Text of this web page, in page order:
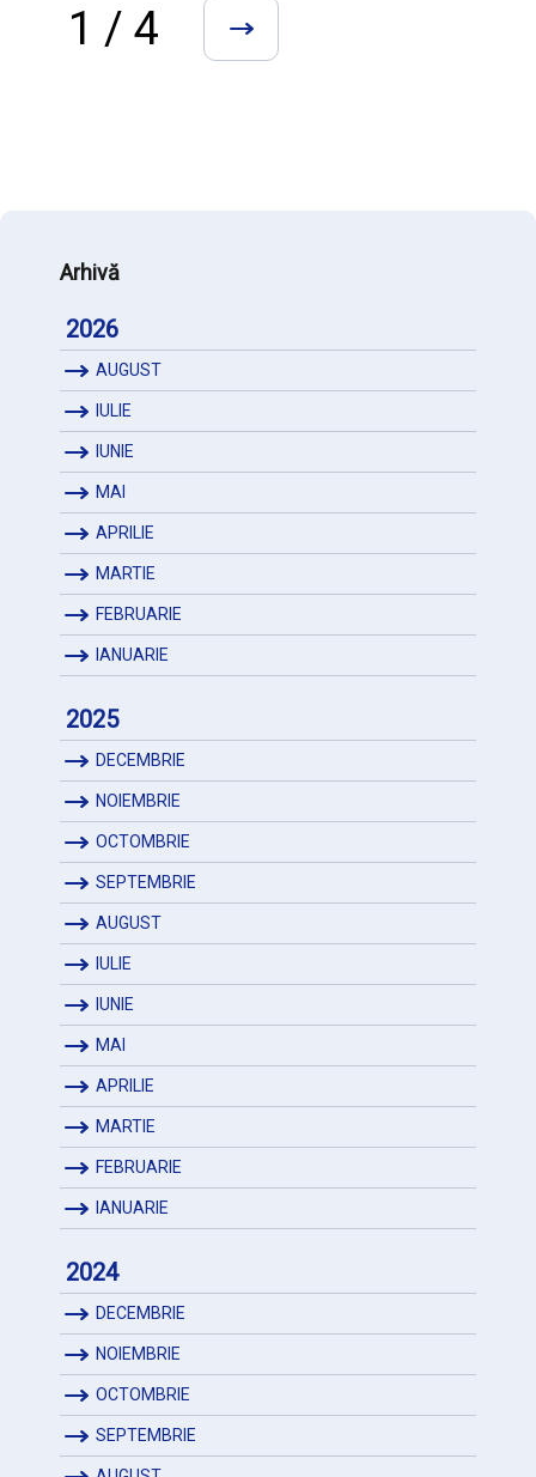
1 / 4 »
Arhivă
2026
AUGUST
IULIE
IUNIE
MAI
APRILIE
MARTIE
FEBRUARIE
IANUARIE
2025
DECEMBRIE
NOIEMBRIE
OCTOMBRIE
SEPTEMBRIE
AUGUST
IULIE
IUNIE
MAI
APRILIE
MARTIE
FEBRUARIE
IANUARIE
2024
DECEMBRIE
NOIEMBRIE
OCTOMBRIE
SEPTEMBRIE